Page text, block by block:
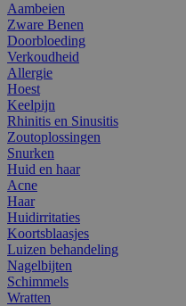
Aambeien
Zware Benen
Doorbloeding
Verkoudheid
Allergie
Hoest
Keelpijn
Rhinitis en Sinusitis
Zoutoplossingen
Snurken
Huid en haar
Acne
Haar
Huidirritaties
Koortsblaasjes
Luizen behandeling
Nagelbijten
Schimmels
Wratten